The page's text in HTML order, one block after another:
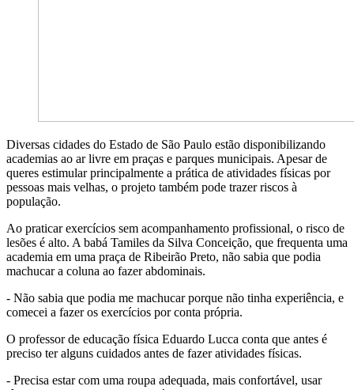
Diversas cidades do Estado de São Paulo estão disponibilizando
academias ao ar livre em praças e parques municipais. Apesar de
queres estimular principalmente a prática de atividades físicas por
pessoas mais velhas, o projeto também pode trazer riscos à
população.
Ao praticar exercícios sem acompanhamento profissional, o risco de
lesões é alto. A babá Tamiles da Silva Conceição, que frequenta uma
academia em uma praça de Ribeirão Preto, não sabia que podia
machucar a coluna ao fazer abdominais.
- Não sabia que podia me machucar porque não tinha experiência, e
comecei a fazer os exercícios por conta própria.
O professor de educação física Eduardo Lucca conta que antes é
preciso ter alguns cuidados antes de fazer atividades físicas.
- Precisa estar com uma roupa adequada, mais confortável, usar